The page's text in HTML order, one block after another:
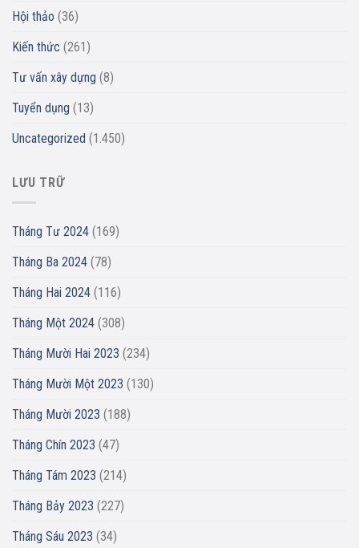
Hội thảo (36)
Kiến thức (261)
Tư vấn xây dựng (8)
Tuyển dụng (13)
Uncategorized (1.450)
LƯU TRỮ
Tháng Tư 2024 (169)
Tháng Ba 2024 (78)
Tháng Hai 2024 (116)
Tháng Một 2024 (308)
Tháng Mười Hai 2023 (234)
Tháng Mười Một 2023 (130)
Tháng Mười 2023 (188)
Tháng Chín 2023 (47)
Tháng Tám 2023 (214)
Tháng Bảy 2023 (227)
Tháng Sáu 2023 (34)